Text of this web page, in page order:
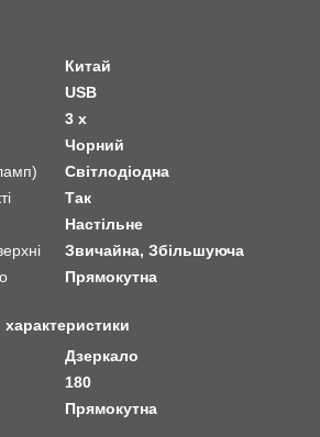
Китай
USB
3 х
Чорний
Світлодіодна
Так
Настільне
Звичайна, Збільшуюча
Прямокутна
Дзеркало
180
Прямокутна